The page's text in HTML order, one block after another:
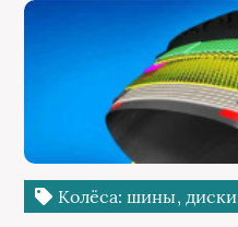
Колёса: шины, диски